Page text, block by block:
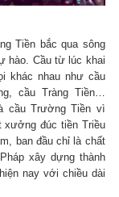
Tiền bắc qua sông
hào. Cầu từ lúc khai
khác nhau như cầu
cầu Tràng Tiền…
cầu Trường Tiền vì
xưởng đúc tiền Triều
ban đầu chỉ là chất
xây dựng thành
nay với chiều dài